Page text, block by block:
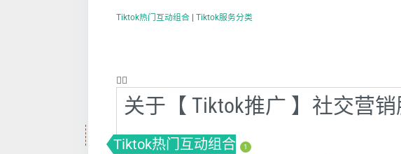
Tiktok热门互动组合 | Tiktok服务分类
❤️‍🔥
关于【 Tiktok推广 】社交营
Tiktok热门互动组合 1